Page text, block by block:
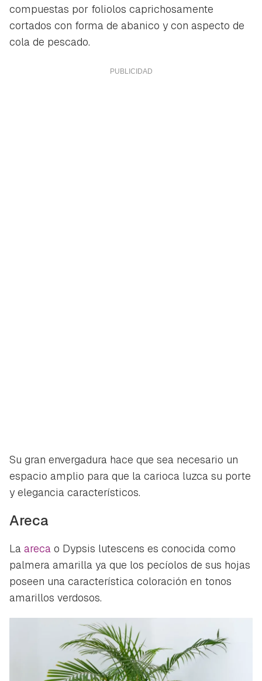
Guardar como favorito
Para poder guardar como favorito, primero has de
compuestas por foliolos caprichosamente
cortados con forma de abanico y con aspecto de
cola de pescado.
Su gran envergadura hace que sea necesario un
espacio amplio para que la carioca luzca su porte
y elegancia característicos.
Areca
La areca o Dypsis lutescens es conocida como
palmera amarilla ya que los pecíolos de sus hojas
poseen una característica coloración en tonos
amarillos verdosos.
Contenido enviado
Gracias por suscribirte a nuestro boletín.